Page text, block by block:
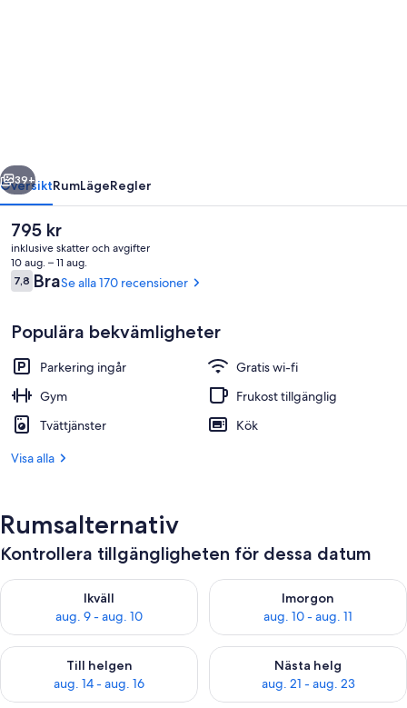
Reception
Nästa
39+
ÖversiktRumLägeRegler
Det
nuvarande
priset
är
795 kr
795 kr
inklusive skatter och avgifter
10 aug. – 11 aug.
Recensioner
7,87,8 av 10,
BraSe alla 170 recensioner
Populära bekvämligheter
Parkering ingår
Gratis wi-fi
Gym
Frukost tillgänglig
Tvättjänster
Kök
Visa alla
Rumsalternativ
Kontrollera tillgängligheten för dessa datum
Ikväll
aug. 9 - aug. 10
Kontrollera tillgängligheten för ikväll aug. 9 - aug. 10
Imorgon
aug. 10 - aug. 11
Kontrollera tillgängligheten
Till helgen
aug. 14 - aug. 16
Kontrollera tillgängligheten för den här helgen aug. 14 - aug.
Nästa helg
aug. 21 - aug. 23
Kontrollera tillgängligheten